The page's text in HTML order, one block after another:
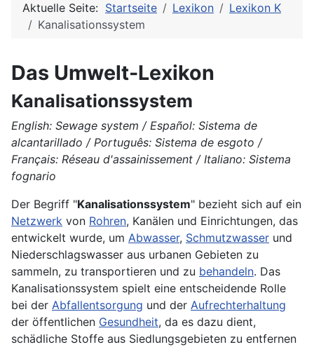
Aktuelle Seite: Startseite Lexikon
Lexikon K
Kanalisationssystem
Das Umwelt-Lexikon
Kanalisationssystem
English: Sewage system / Español: Sistema de
alcantarillado / Português: Sistema de esgoto /
Français: Réseau d'assainissement / Italiano: Sistema
fognario
Der Begriff "Kanalisationssystem" bezieht sich auf ein
Netzwerk von Rohren, Kanälen und Einrichtungen, das
entwickelt wurde, um Abwasser, Schmutzwasser und
Niederschlagswasser aus urbanen Gebieten zu
sammeln, zu transportieren und zu behandeln. Das
Kanalisationssystem spielt eine entscheidende Rolle
bei der Abfallentsorgung und der Aufrechterhaltung
der öffentlichen Gesundheit, da es dazu dient,
schädliche Stoffe aus Siedlungsgebieten zu entfernen